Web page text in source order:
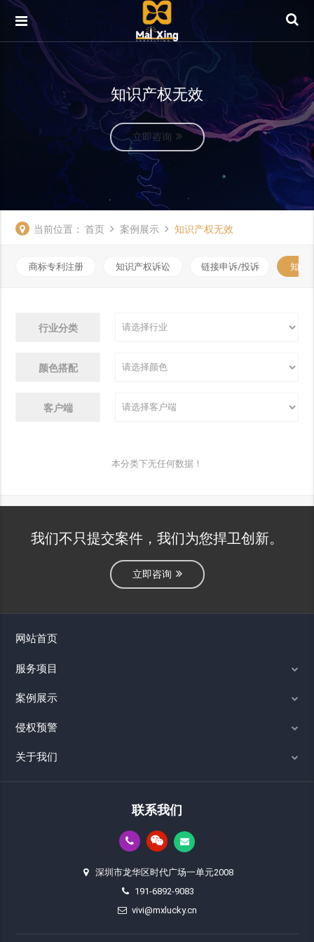
知识产权无效
立即咨询
当前位置： 首页 案例展示 知识产权无效
商标专利注册 知识产权诉讼 链接申诉/投诉 知识
行业分类
颜色搭配
客户端
本分类下无任何数据！
我们不只提交案件，我们为您捍卫创新。
立即咨询
网站首页
服务项目
案例展示
侵权预警
关于我们
联系我们
深圳市龙华区时代广场一单元2008
191-6892-9083
vivi@mxlucky.cn